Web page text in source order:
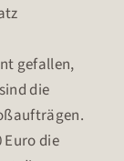
gefallen,
die
Euro die